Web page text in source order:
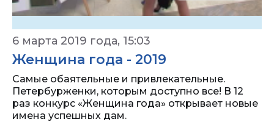
6 марта 2019 года, 15:03
Женщина года - 2019
Самые обаятельные и привлекательные.
Петербурженки, которым доступно все! В 12
раз конкурс «Женщина года» открывает новые
имена успешных дам.